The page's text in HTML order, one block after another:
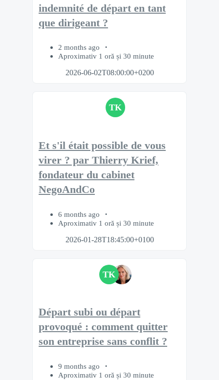
indemnité de départ en tant
que dirigeant ?
2 months ago
Aproximativ 1 oră și 30 minute
2026-06-02T08:00:00+0200
TK
Et s'il était possible de vous
virer ? par Thierry Krief,
fondateur du cabinet
NegoAndCo
6 months ago
Aproximativ 1 oră și 30 minute
2026-01-28T18:45:00+0100
TK
Départ subi ou départ
provoqué : comment quitter
son entreprise sans conflit ?
9 months ago
Aproximativ 1 oră și 30 minute